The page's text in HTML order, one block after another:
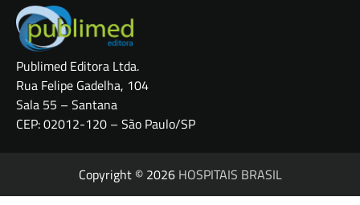
Publimed Editora Ltda.
Rua Felipe Gadelha, 104
Sala 55 – Santana
CEP: 02012-120 – São Paulo/SP
Copyright © 2026 HOSPITAIS BRASIL